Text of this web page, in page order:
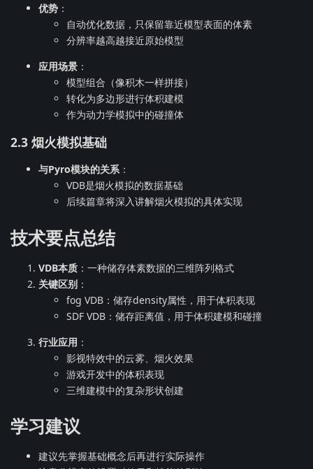
优势 ：
自动优化数据，只保留靠近模型表面的体素
分辨率越高越接近原始模型
应用场景 ：
模型组合（像积木一样拼接）
转化为多边形进行体积建模
作为动力学模拟中的碰撞体
2.3 烟火模拟基础
与Pyro模块的关系：
VDB是烟火模拟的数据基础
后续篇章将深入讲解烟火模拟的具体实现
技术要点总结
VDB本质 ：一种储存体素数据的三维阵列格式
关键区别 ：
fog VDB：储存density属性，用于体积表现
SDF VDB：储存距离值，用于体积建模和碰撞
行业应用 ：
影视特效中的云雾、烟火效果
游戏开发中的体积表现
三维建模中的复杂形状创建
学习建议
建议先掌握基础概念后再进行实际操作